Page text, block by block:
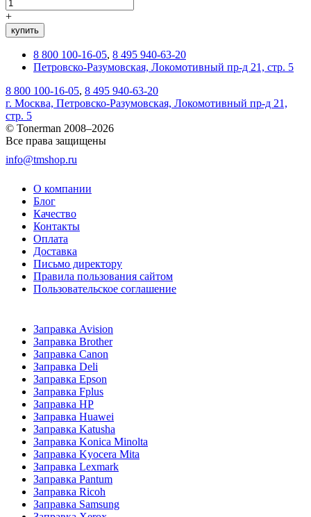
+
купить
8 800 100-16-05, 8 495 940-63-20
Петровско-Разумовская, Локомотивный пр-д 21, стр. 5
8 800 100-16-05, 8 495 940-63-20
г. Москва, Петровско-Разумовская, Локомотивный пр-д 21,
стр. 5
© Tonerman 2008–2026
Все права защищены
info@tmshop.ru
О компании
Блог
Качество
Контакты
Оплата
Доставка
Письмо директору
Правила пользования сайтом
Пользовательское соглашение
Заправка Avision
Заправка Brother
Заправка Canon
Заправка Deli
Заправка Epson
Заправка Fplus
Заправка HP
Заправка Huawei
Заправка Katusha
Заправка Konica Minolta
Заправка Kyocera Mita
Заправка Lexmark
Заправка Pantum
Заправка Ricoh
Заправка Samsung